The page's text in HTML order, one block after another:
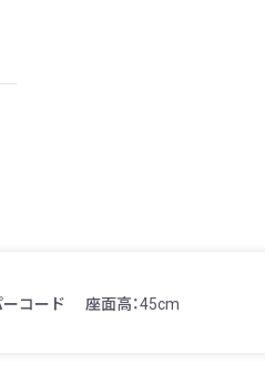
ーコード 座面高：45cm